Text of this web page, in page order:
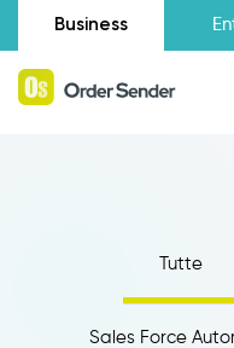
Business
Tutte
Sales Force